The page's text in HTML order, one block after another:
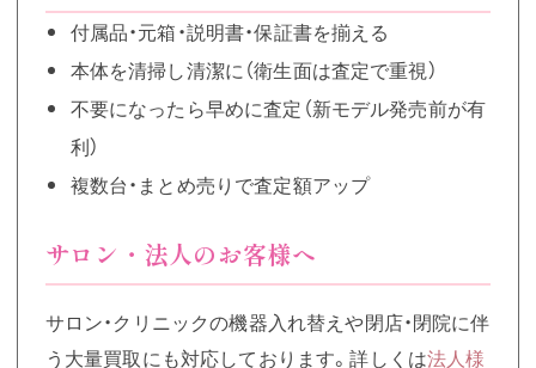
付属品・元箱・説明書・保証書を揃える
本体を清掃し清潔に（衛生面は査定で重視）
不要になったら早めに査定（新モデル発売前が有
利）
複数台・まとめ売りで査定額アップ
サロン・法人のお客様へ
サロン・クリニックの機器入れ替えや閉店・閉院に伴
う大量買取にも対応しております。詳しくは法人様